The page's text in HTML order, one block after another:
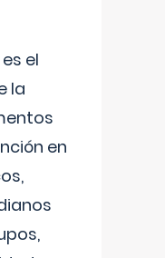
el
la
en